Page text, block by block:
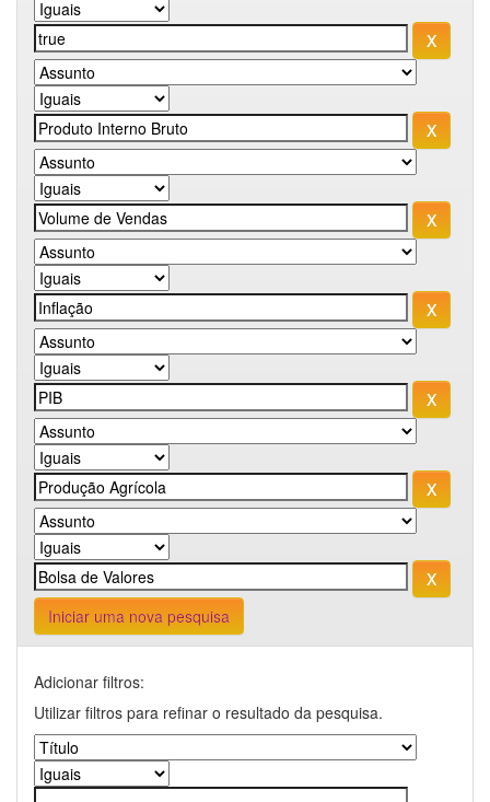
Iniciar uma nova pesquisa
Adicionar filtros:
Utilizar filtros para refinar o resultado da pesquisa.